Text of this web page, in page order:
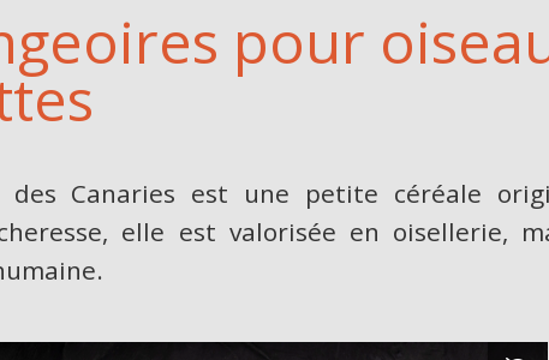
pour
des Canaries est une petite céréale
elle est valorisée en oisellerie,